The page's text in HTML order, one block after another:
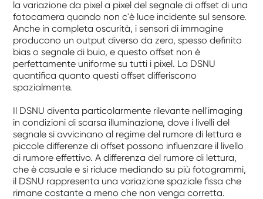
la variazione da pixel a pixel del segnale di offset di una
fotocamera quando non c'è luce incidente sul sensore.
Anche in completa oscurità, i sensori di immagine
producono un output diverso da zero, spesso definito
bias o segnale di buio, e questo offset non è
perfettamente uniforme su tutti i pixel. La DSNU
quantifica quanto questi offset differiscono
spazialmente.
Il DSNU diventa particolarmente rilevante nell'imaging
in condizioni di scarsa illuminazione, dove i livelli del
segnale si avvicinano al regime del rumore di lettura e
piccole differenze di offset possono influenzare il livello
di rumore effettivo. A differenza del rumore di lettura,
che è casuale e si riduce mediando su più fotogrammi,
il DSNU rappresenta una variazione spaziale fissa che
rimane costante a meno che non venga corretta.